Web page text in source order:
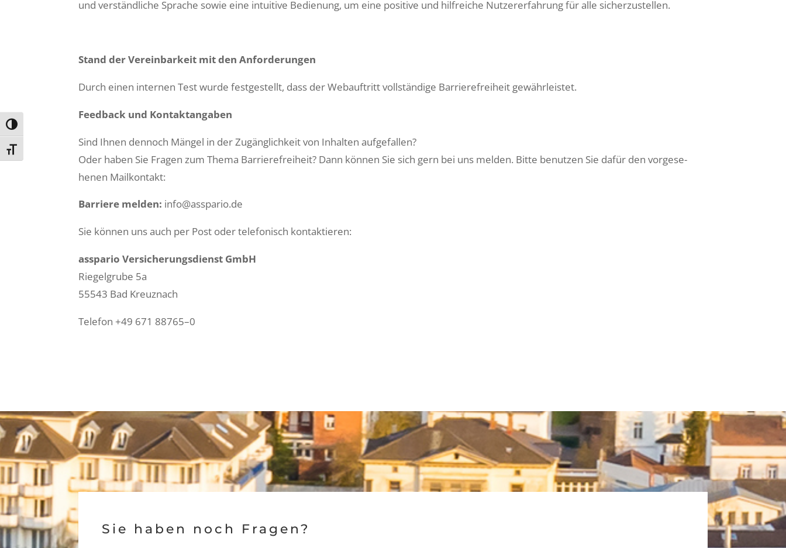
Umschalten auf hohe Kontraste
Schrift vergrößern
und ver­ständliche Sprache sowie eine intu­itive Bedi­enung, um eine pos­i­tive und hil­fre­iche Nutzer­erfahrung für alle sicherzustellen.
Stand der Vere­in­barkeit mit den Anforderun­gen
Durch einen inter­nen Test wurde fest­gestellt, dass der Webauftritt voll­ständi­ge Bar­ri­ere­frei­heit gewährleis­tet.
Feed­back und Kon­tak­tangaben
Sind Ihnen den­noch Män­gel in der Zugänglichkeit von Inhal­ten aufge­fall­en?
Oder haben Sie Fra­gen zum The­ma Bar­ri­ere­frei­heit? Dann kön­nen Sie sich gern bei uns melden. Bitte benutzen Sie dafür den vorge­se­
henen Mailkon­takt:
Bar­riere melden: info@asspario.de
Sie kön­nen uns auch per Post oder tele­fonisch kon­tak­tieren:
ass­pario Ver­sicherungs­di­enst GmbH
Riegel­grube 5a
55543 Bad Kreuz­nach
Tele­fon +49 671 88765–0
Sie haben noch Fragen?